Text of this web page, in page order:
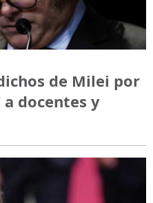
de Milei por
docentes y